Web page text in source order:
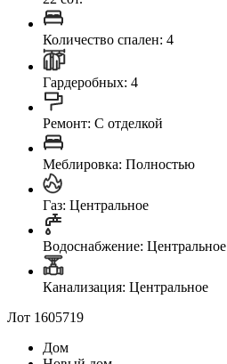
Количество спален: 4
Гардеробных: 4
Ремонт: C отделкой
Меблировка: Полностью
Газ: Центральное
Водоснабжение: Центральное
Канализация: Центральное
Лот 1605719
Дом